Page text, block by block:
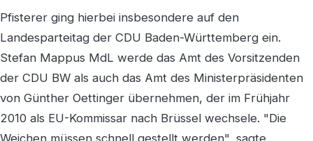
Pfisterer ging hierbei insbesondere auf den
Landesparteitag der CDU Baden-Württemberg ein.
Stefan Mappus MdL werde das Amt des Vorsitzenden
der CDU BW als auch das Amt des Ministerpräsidenten
von Günther Oettinger übernehmen, der im Frühjahr
2010 als EU-Kommissar nach Brüssel wechsele. "Die
Weichen müssen schnell gestellt werden", sagte